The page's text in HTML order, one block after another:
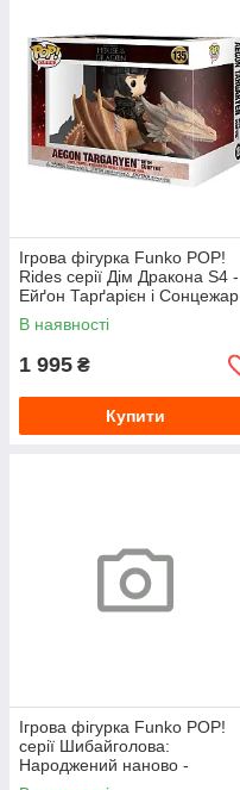
Ігрова фігурка Funko POP!
Rides серії Дім Дракона S4 -
Ейґон Тарґарієн і Сонцежар
В наявності
1 995 ₴
Купити
Ігрова фігурка Funko POP!
серії Шибайголова:
Народжений наново -
Шибайголова (чорний